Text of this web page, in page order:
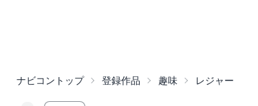
ナビコントップ 登録作品 趣味 レジャー